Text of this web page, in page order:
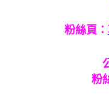
粉絲頁：
粉